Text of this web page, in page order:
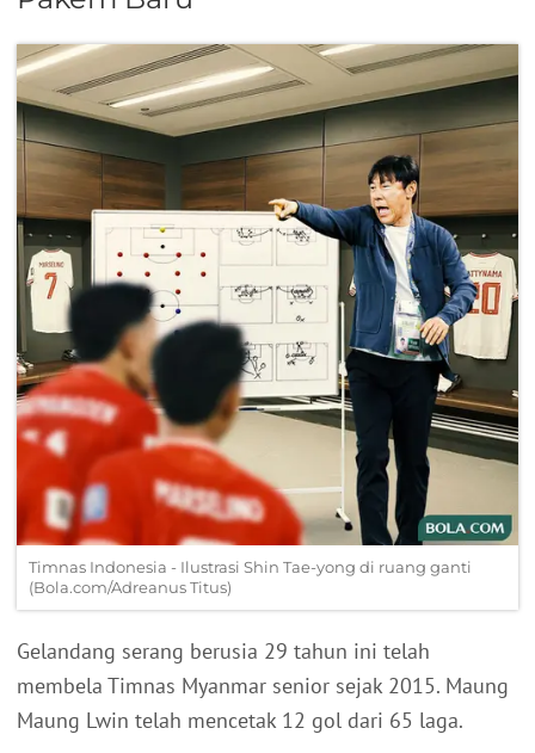
Timnas Indonesia - Ilustrasi Shin Tae-yong di ruang ganti
(Bola.com/Adreanus Titus)
Gelandang serang berusia 29 tahun ini telah
membela Timnas Myanmar senior sejak 2015. Maung
Maung Lwin telah mencetak 12 gol dari 65 laga.